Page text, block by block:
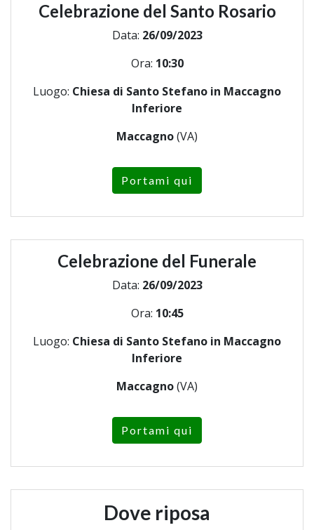
Celebrazione del Santo Rosario
Data: 26/09/2023
Ora: 10:30
Luogo: Chiesa di Santo Stefano in Maccagno
Inferiore
Maccagno(VA)
Portami qui
Celebrazione del Funerale
Data: 26/09/2023
Ora: 10:45
Luogo: Chiesa di Santo Stefano in Maccagno
Inferiore
Maccagno(VA)
Portami qui
Dove riposa